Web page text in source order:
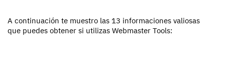
A continuación te muestro las 13 informaciones valiosas
que puedes obtener si utilizas Webmaster Tools: